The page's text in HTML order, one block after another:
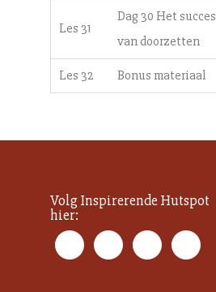
Les 31
Dag 30 Het succes
van doorzetten
Les 32 Bonus materiaal
Volg Inspirerende Hutspot
hier: